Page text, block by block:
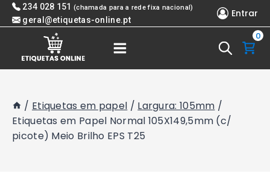
Skip 234 028 151 (chamada para a rede fixa nacional)
geral@etiquetas-online.pt
Entrar
0
/ Etiquetas em papel / Largura: 105mm /
Etiquetas em Papel Normal 105X149,5mm (c/
picote) Meio Brilho EPS T25